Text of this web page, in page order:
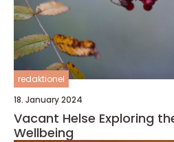
redaktionel
18. January 2024
Vacant Helse Exploring the Depths of Holistic
Wellbeing